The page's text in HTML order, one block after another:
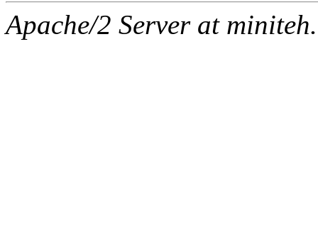
Apache/2 Server at